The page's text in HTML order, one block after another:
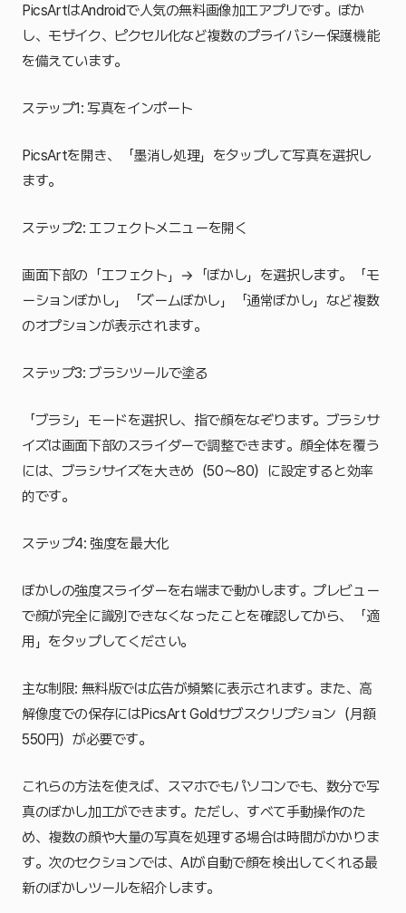
PicsArtはAndroidで人気の無料画像加工アプリです。ぼか
し、モザイク、ピクセル化など複数のプライバシー保護機能
を備えています。
ステップ1: 写真をインポート
PicsArtを開き、「墨消し処理」をタップして写真を選択し
ます。
ステップ2: エフェクトメニューを開く
画面下部の「エフェクト」→「ぼかし」を選択します。「モ
ーションぼかし」「ズームぼかし」「通常ぼかし」など複数
のオプションが表示されます。
ステップ3: ブラシツールで塗る
「ブラシ」モードを選択し、指で顔をなぞります。ブラシサ
イズは画面下部のスライダーで調整できます。顔全体を覆う
には、ブラシサイズを大きめ（50〜80）に設定すると効率
的です。
ステップ4: 強度を最大化
ぼかしの強度スライダーを右端まで動かします。プレビュー
で顔が完全に識別できなくなったことを確認してから、「適
用」をタップしてください。
主な制限: 無料版では広告が頻繁に表示されます。また、高
解像度での保存にはPicsArt Goldサブスクリプション（月額
550円）が必要です。
これらの方法を使えば、スマホでもパソコンでも、数分で写
真のぼかし加工ができます。ただし、すべて手動操作のた
め、複数の顔や大量の写真を処理する場合は時間がかかりま
す。次のセクションでは、AIが自動で顔を検出してくれる最
新のぼかしツールを紹介します。